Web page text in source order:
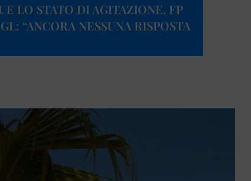
LO STATO DI AGITAZIONE. FP
“ANCORA NESSUNA RISPOSTA